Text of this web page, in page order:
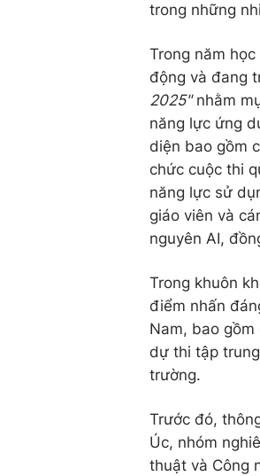
trong những
Trong năm
động và đang
2025"nhằm
năng lực ứng
diện bao gồm
chức cuộc thi
năng lực sử
giáo viên và
nguyên AI,
Trong khuôn
điểm nhấn
Nam, bao
dự thi tập
trường.
Trước đó,
Úc, nhóm
thuật và Công